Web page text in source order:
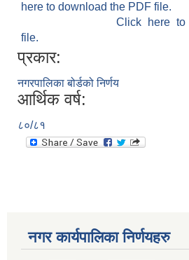
here to download the PDF file.
Click here
file.
प्रकार:
नगरपालिका बोर्डको निर्णय
आर्थिक वर्ष:
८०/८१
नगर कार्यपालिका निर्णयहरु